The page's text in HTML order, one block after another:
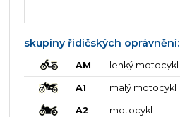
skupiny řidičských oprávnění:
AM lehký motocykl
A1 malý motocykl
A2 motocykl